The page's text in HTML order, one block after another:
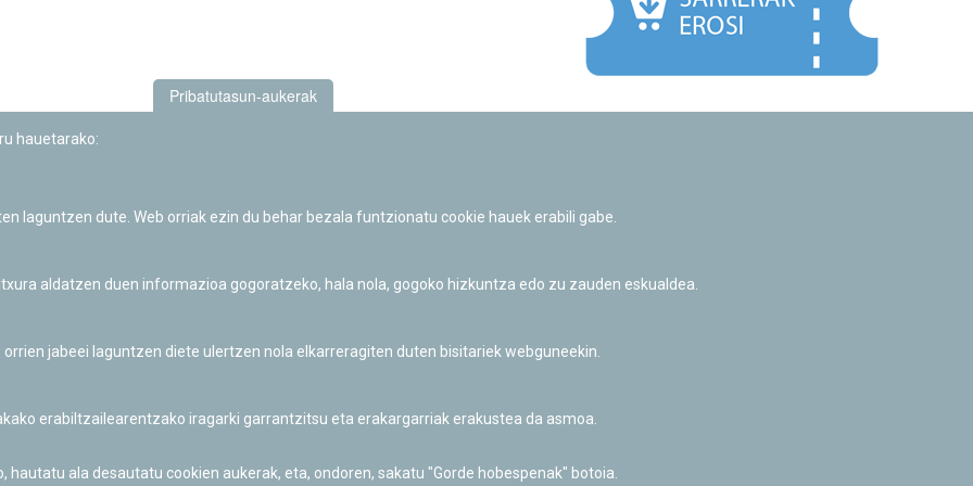
Informazio publikoa eskatzeko baimena
Pribatutasun-aukerak
hauetarako:
laguntzen dute. Web orriak ezin du behar bezala funtzionatu cookie hauek erabili gabe.
aldatzen duen informazioa gogoratzeko, hala nola, gogoko hizkuntza edo zu zauden eskualdea.
jabeei laguntzen diete ulertzen nola elkarreragiten duten bisitariek webguneekin.
erabiltzailearentzako iragarki garrantzitsu eta erakargarriak erakustea da asmoa.
ala desautatu cookien aukerak, eta, ondoren, sakatu "Gorde hobespenak" botoia.